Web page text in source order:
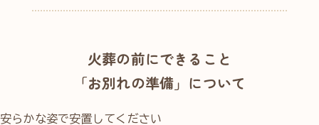
火葬の前にできること
「お別れの準備」について
安らかな姿で安置してください